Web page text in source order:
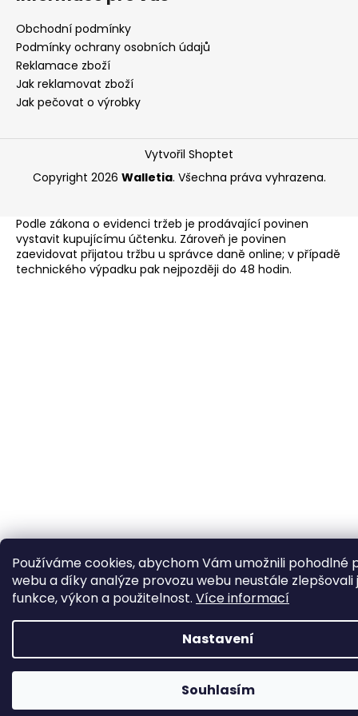
Používáme cookies, abychom Vám umožnili pohodlné
webu a díky analýze provozu webu neustále zlepšovali
funkce, výkon a použitelnost. Více informací
Nastavení
Souhlasím
Obchodní podmínky
Podmínky ochrany osobních údajů
Reklamace zboží
Jak reklamovat zboží
Jak pečovat o výrobky
Vytvořil Shoptet
Copyright 2026 Walletia. Všechna práva vyhrazena.
Podle zákona o evidenci tržeb je prodávající povinen
vystavit kupujícímu účtenku. Zároveň je povinen
zaevidovat přijatou tržbu u správce daně online; v případě
technického výpadku pak nejpozději do 48 hodin.